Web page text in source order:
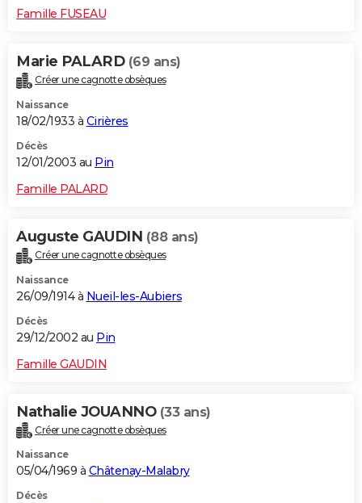
Famille FUSEAU
Marie PALARD (69 ans)
Créer une cagnotte obsèques
Naissance
18/02/1933 à Cirières
Décès
12/01/2003 au Pin
Famille PALARD
Auguste GAUDIN (88 ans)
Créer une cagnotte obsèques
Naissance
26/09/1914 à Nueil-les-Aubiers
Décès
29/12/2002 au Pin
Famille GAUDIN
Nathalie JOUANNO (33 ans)
Créer une cagnotte obsèques
Naissance
05/04/1969 à Châtenay-Malabry
Décès